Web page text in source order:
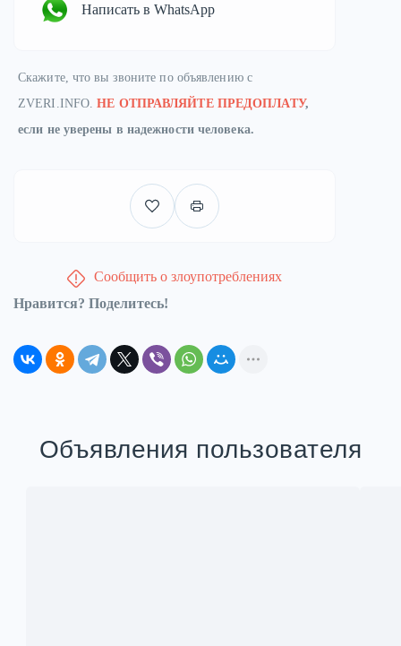
Написать в WhatsApp
Скажите, что вы звоните по объявлению с
ZVERI.INFO.НЕ ОТПРАВЛЯЙТЕ ПРЕДОПЛАТУ,
если не уверены в надежности человека.
Сообщить о злоупотреблениях
Нравится? Поделитесь!
Объявления пользователя